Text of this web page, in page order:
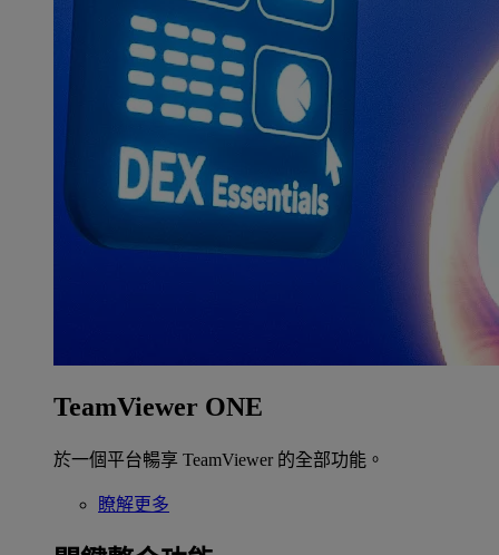
TeamViewer ONE
於一個平台暢享 TeamViewer 的全部功能。
瞭解更多